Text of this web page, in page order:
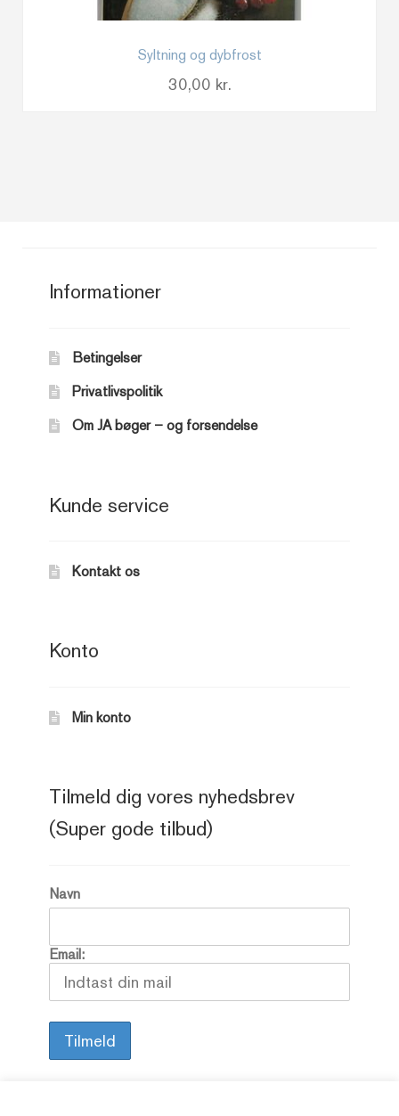
Syltning og dybfrost
30,00 kr.
Informationer
Betingelser
Privatlivspolitik
Om JA bøger – og forsendelse
Kunde service
Kontakt os
Konto
Min konto
Tilmeld dig vores nyhedsbrev
(Super gode tilbud)
Navn
Email: